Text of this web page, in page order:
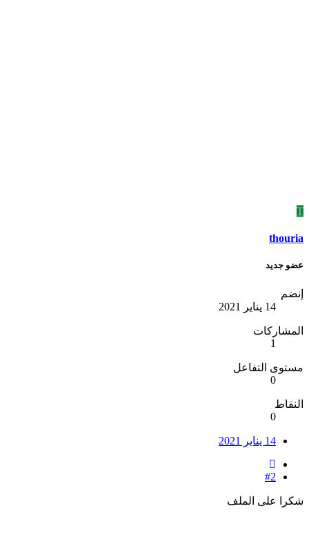
T
thouria
عضو جديد
إنضم
14 يناير 2021
المشاركات
1
مستوى التفاعل
0
النقاط
0
14 يناير 2021
#2
شكرا على الملف